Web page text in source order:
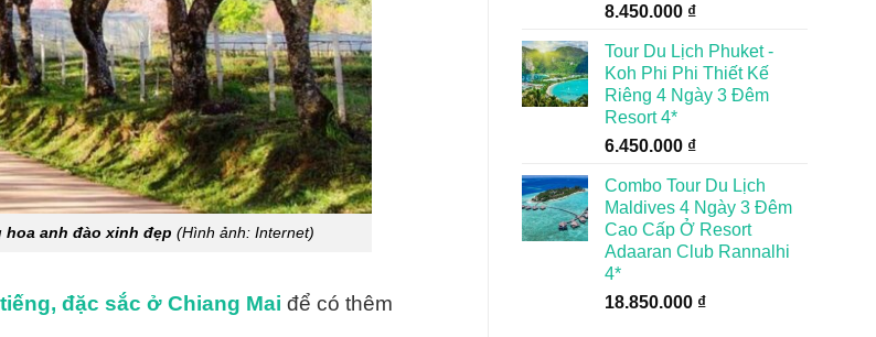
anh đào xinh đẹp (Hình ảnh: Internet)
đặc sắc ở Chiang Mai để có thêm
8.450.000 ₫
Tour Du Lịch Phuket -
Koh Phi Phi Thiết Kế
Riêng 4 Ngày 3 Đêm
Resort 4*
6.450.000 ₫
Combo Tour Du Lịch
Maldives 4 Ngày 3 Đêm
Cao Cấp Ở Resort
Adaaran Club Rannalhi
4*
18.850.000 ₫